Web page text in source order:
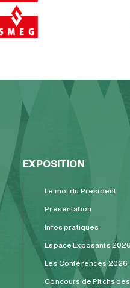
EXPOSITION
Le mot du Président
Présentation
Infos pratiques
Espace Exposants 2026
Les Conférences 2026
Concours de Pitchs